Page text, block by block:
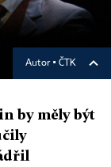
Autor ▪ ČTK
by měly být